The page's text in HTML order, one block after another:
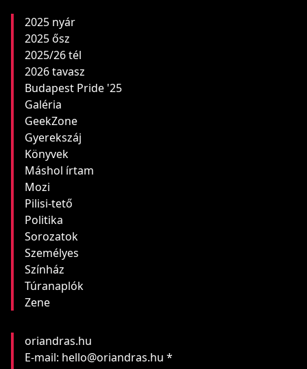
2025 nyár
2025 ősz
2025/26 tél
2026 tavasz
Budapest Pride '25
Galéria
GeekZone
Gyerekszáj
Könyvek
Máshol írtam
Mozi
Pilisi-tető
Politika
Sorozatok
Személyes
Színház
Túranaplók
Zene
oriandras.hu
E-mail: hello@oriandras.hu *